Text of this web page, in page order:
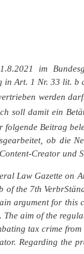
im
Art. 1 Nr. 33 lit. b
werden
soll damit ein
folgende Beitrag
ob die
Creator und
Law Gazette
the 7th
argument for
aim of the
tax crime
Regarding the